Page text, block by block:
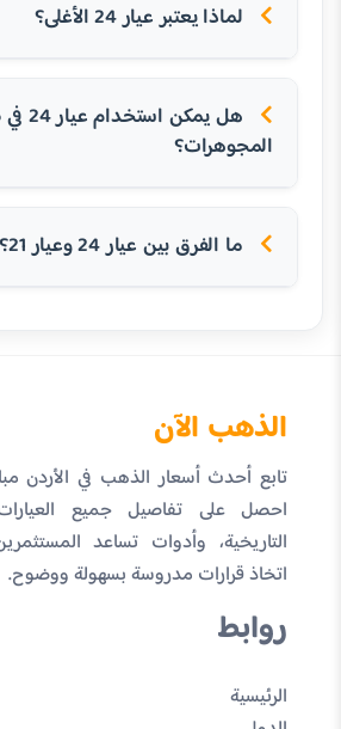
لماذا يعتبر عيار 24 الأغلى؟
هل
المجوهرات؟
ما الفرق بين عيار 24 وعيار 21؟
الذهب الآن
تابع أحدث أسعار الذهب في الأردن
احصل على تفاصيل جميع العيارات،
التاريخية، وأدوات تساعد
اتخاذ قرارات مدروسة بسهولة ووضوح.
روابط
الرئيسية